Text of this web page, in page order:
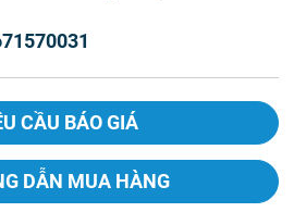
CẦU BÁO GIÁ
DẪN MUA HÀNG